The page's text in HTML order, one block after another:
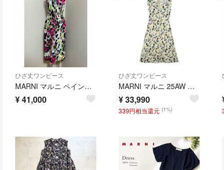
ひざ丈ワンピース
MARNI マルニ ペイント柄 ノースリーブワンピース サイズ40
¥41,000
ひざ丈ワンピース
MARNI マルニ 25AW 花柄モチーフ ワンピース ドレス ホワイト レディース ABMA1440A1 ABMA1440A1
¥33,990
339円相当還元 (1%)